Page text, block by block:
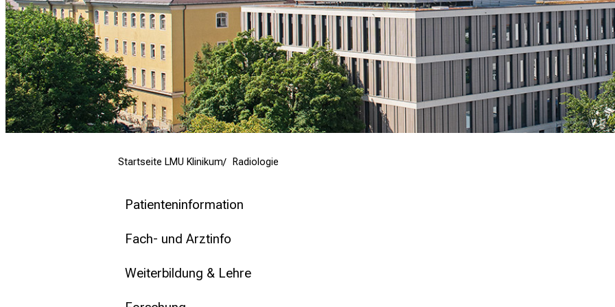
Startseite LMU Klinikum Radiologie
Patienteninformation
Fach- und Arztinfo
Weiterbildung & Lehre
Schließen